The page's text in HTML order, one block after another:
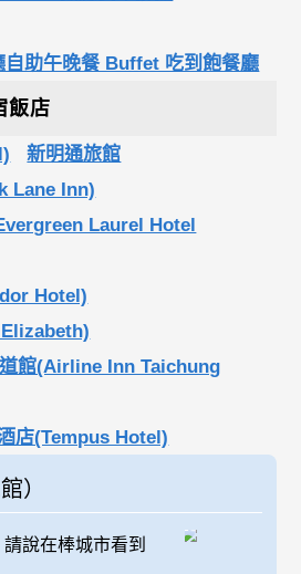
自助午晚餐 Buffet 吃到飽餐廳
飯店
新明通旅館
Lane Inn)
Laurel Hotel
Hotel)
館(Airline Inn Taichung
店(Tempus Hotel)
）
請說在棒城市看到